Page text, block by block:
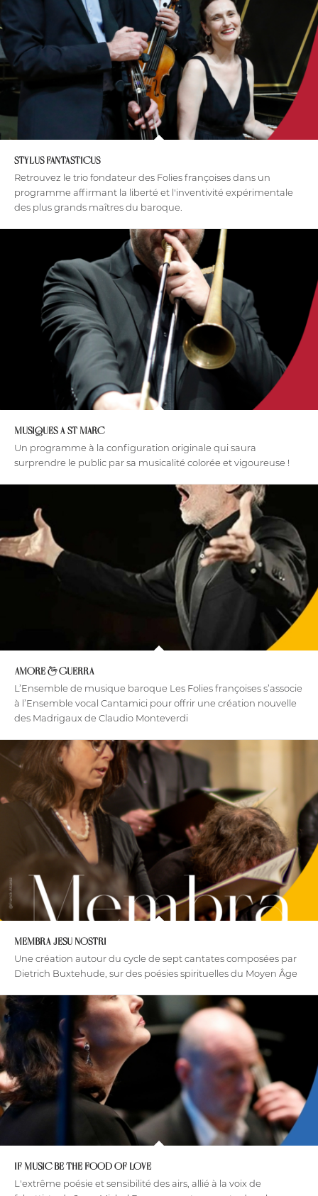
STYLUS FANTASTICUS
Retrouvez le trio fondateur des Folies françoises dans un
programme affirmant la liberté et l'inventivité expérimentale
des plus grands maîtres du baroque.
MUSIQUES A ST MARC
Un programme à la configuration originale qui saura
surprendre le public par sa musicalité colorée et vigoureuse !
AMORE & GUERRA
L’Ensemble de musique baroque Les Folies françoises s’associe
à l’Ensemble vocal Cantamici pour offrir une création nouvelle
des Madrigaux de Claudio Monteverdi
MEMBRA JESU NOSTRI
Une création autour du cycle de sept cantates composées par
Dietrich Buxtehude, sur des poésies spirituelles du Moyen Âge
IF MUSIC BE THE FOOD OF LOVE
L'extrême poésie et sensibilité des airs, allié à la voix de